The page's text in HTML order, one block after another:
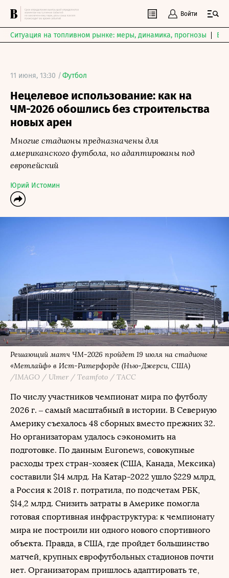
Войти
Ситуация на топливном рынке: меры, динамика, прогнозы
11 июня, 13:30 /Футбол
Нецелевое использование: как на
ЧМ-2026 обошлись без строительства
новых арен
Многие стадионы предназначены для
американского футбола, но адаптированы под
европейский
Юрий Истомин
Решающий матч ЧМ-2026 пройдет 19 июля на стадионе
«Метлайф» в Ист-Ратерфорде (Нью-Джерси, США)
/IMAGO / Ulmer / Teamfoto / ТАСС
По числу участников чемпионат мира по футболу
2026 г. – самый масштабный в истории. В Северную
Америку съехалось 48 сборных вместо прежних 32.
Но организаторам удалось сэкономить на
подготовке. По данным Euronews, совокупные
расходы трех стран-хозяек (США, Канада, Мексика)
составили $14 млрд. На Катар-2022 ушло $229 млрд,
а Россия к 2018 г. потратила, по подсчетам РБК,
$14,2 млрд. Снизить затраты в Америке помогла
готовая спортивная инфраструктура: к чемпионату
мира не построили ни одного нового спортивного
объекта. Правда, в США, где пройдет большинство
матчей, крупных еврофутбольных стадионов почти
нет. Организаторам пришлось адаптировать те,